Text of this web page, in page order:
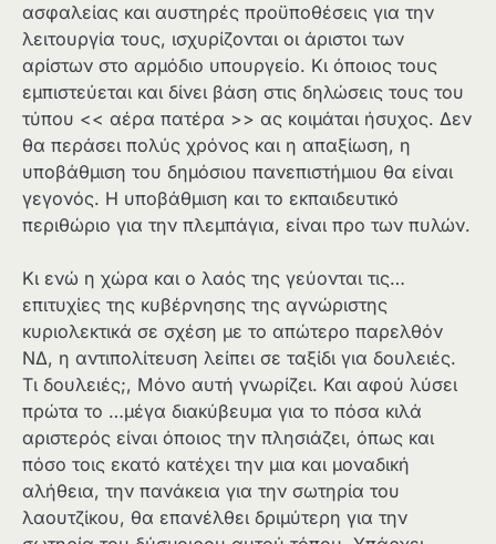
ασφαλείας και αυστηρές προϋποθέσεις για την
λειτουργία τους, ισχυρίζονται οι άριστοι των
αρίστων στο αρμόδιο υπουργείο. Κι όποιος τους
εμπιστεύεται και δίνει βάση στις δηλώσεις τους του
τύπου << αέρα πατέρα >> ας κοιμάται ήσυχος. Δεν
θα περάσει πολύς χρόνος και η απαξίωση, η
υποβάθμιση του δημόσιου πανεπιστήμιου θα είναι
γεγονός. Η υποβάθμιση και το εκπαιδευτικό
περιθώριο για την πλεμπάγια, είναι προ των πυλών.
Κι ενώ η χώρα και ο λαός της γεύονται τις…
επιτυχίες της κυβέρνησης της αγνώριστης
κυριολεκτικά σε σχέση με το απώτερο παρελθόν
ΝΔ, η αντιπολίτευση λείπει σε ταξίδι για δουλειές.
Τι δουλειές;, Μόνο αυτή γνωρίζει. Και αφού λύσει
πρώτα το …μέγα διακύβευμα για το πόσα κιλά
αριστερός είναι όποιος την πλησιάζει, όπως και
πόσο τοις εκατό κατέχει την μια και μοναδική
αλήθεια, την πανάκεια για την σωτηρία του
λαουτζίκου, θα επανέλθει δριμύτερη για την